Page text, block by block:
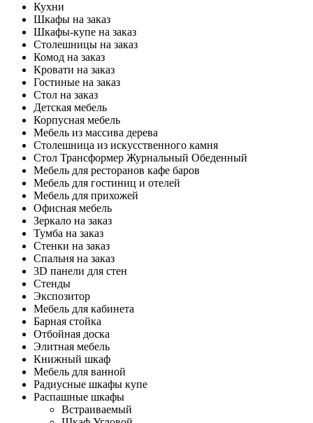
Кухни
Шкафы на заказ
Шкафы-купе на заказ
Столешницы на заказ
Комод на заказ
Кровати на заказ
Гостиные на заказ
Стол на заказ
Детская мебель
Корпусная мебель
Мебель из массива дерева
Столешница из искусственного камня
Стол Трансформер Журнальный Обеденный
Мебель для ресторанов кафе баров
Мебель для гостиниц и отелей
Мебель для прихожей
Офисная мебель
Зеркало на заказ
Тумба на заказ
Стенки на заказ
Спальня на заказ
3D панели для стен
Стенды
Экспозитор
Мебель для кабинета
Барная стойка
Отбойная доска
Элитная мебель
Книжный шкаф
Мебель для ванной
Радиусные шкафы купе
Распашные шкафы
Встраиваемый